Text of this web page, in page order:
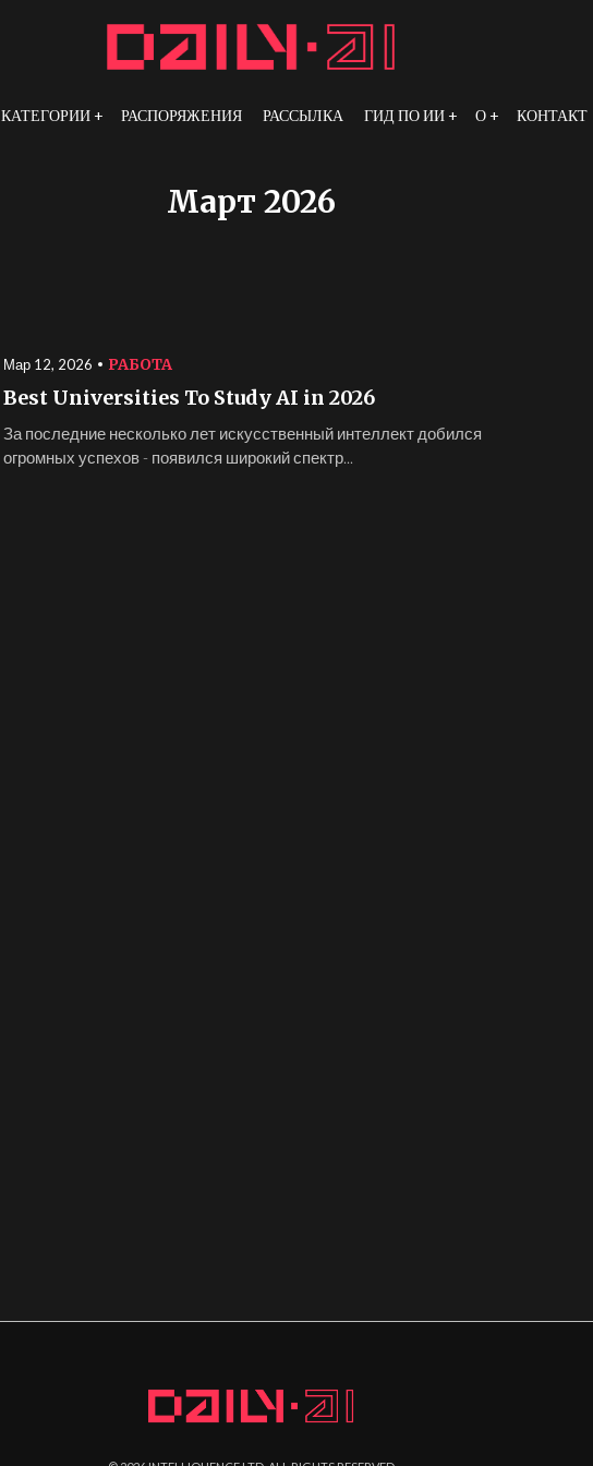
КАТЕГОРИИ РАСПОРЯЖЕНИЯ РАССЫЛКА ГИД ПО ИИ О КОНТАКТ
Март 2026
Мар 12, 2026 РАБОТА
Best Universities To Study AI in 2026
За последние несколько лет искусственный интеллект добился
огромных успехов - появился широкий спектр...